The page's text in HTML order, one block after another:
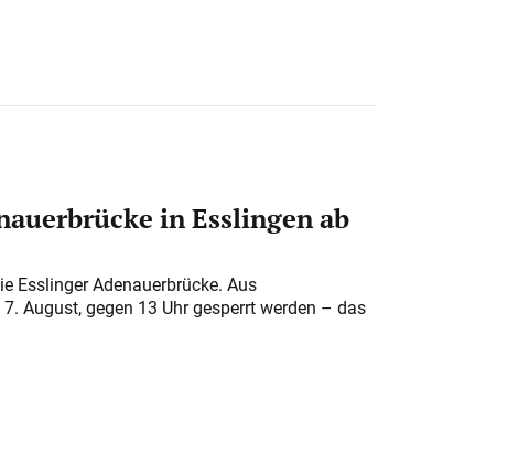
in Esslingen ab
Esslinger Adenauerbrücke. Aus
August, gegen 13 Uhr gesperrt werden – das